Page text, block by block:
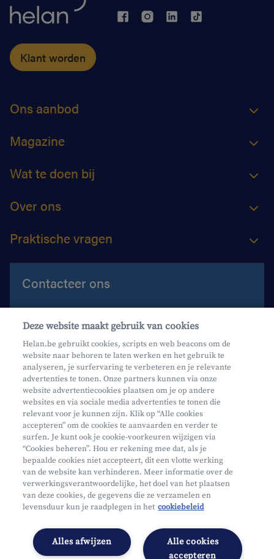
Klant worden
Ons aanbod
Magazine
Wat te doen bij
Over ons
Praktische vragen
Contacteer ons
Contacteer ons
Maak een afspraak
Waar vind je ons?
Mifid
Privacy
Juridische info
Onderworpen aan de controle van CDZ
Toegankelijkheidsverklaring
Cookies beheren
Deze website maakt gebruik van cookies
Helan.be gebruikt cookies, scripts en web beacons om de
website naar behoren te laten werken en het gebruik te
analyseren, je surfervaring te verbeteren en je relevante
advertenties te tonen. Onze partners kunnen via onze
website advertentiecookies plaatsen om je op andere
websites en via sociale media advertenties te tonen die
relevant voor je kunnen zijn. Klik op “Alle cookies
accepteren” om de cookies te aanvaarden en verder te
surfen. Je kunt ook je cookie-voorkeuren wijzigen via
“Cookies beheren”. Hou er rekening mee dat, als je
bepaalde cookies niet accepteert, dit een vlotte werking
van de website kan verhinderen. Meer informatie over de
verwerkingsverantwoordelijke, het doel van het plaatsen
van deze cookies, de gegevens die ze verzamelen en
levensduur kun je raadplegen in het cookiebeleid
Alle cookies
accepteren
Alles afwijzen